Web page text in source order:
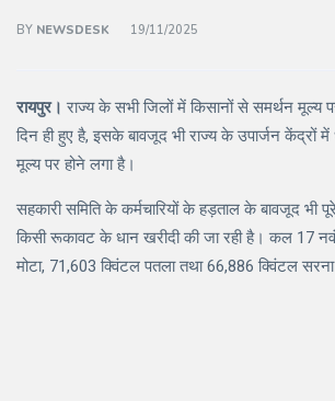
BY NEWSDESK 19/11/2025
रायपुर।राज्य के सभी जिलों में किसानों से समर्थन मूल्य
दिन ही हुए है, इसके बावजूद भी राज्य के उपार्जन
मूल्य पर होने लगा है।
सहकारी समिति के कर्मचारियों के हड़ताल के बावजूद भी
किसी रूकावट के धान खरीदी की जा रही है। कल 17
मोटा, 71,603 क्विंटल पतला तथा 66,886 क्विंटल